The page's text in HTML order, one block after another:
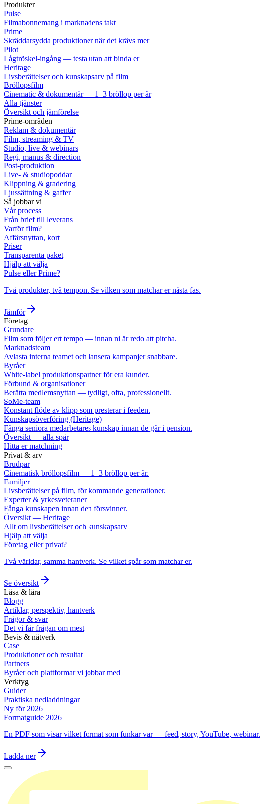
Produkter
Pulse
Filmabonnemang i marknadens takt
Prime
Skräddarsydda produktioner när det krävs mer
Pilot
Lågtröskel-ingång — testa utan att binda er
Heritage
Livsberättelser och kunskapsarv på film
Bröllopsfilm
Cinematic & dokumentär — 1–3 bröllop per år
Alla tjänster
Översikt och jämförelse
Prime-områden
Reklam & dokumentär
Film, streaming & TV
Studio, live & webinars
Regi, manus & direction
Post-produktion
Live- & studiopoddar
Klippning & gradering
Ljussättning & gaffer
Så jobbar vi
Vår process
Från brief till leverans
Varför film?
Affärsnyttan, kort
Priser
Transparenta paket
Hjälp att välja
Pulse eller Prime?
Två produkter, två tempon. Se vilken som matchar er nästa fas.
Jämför
Företag
Grundare
Film som följer ert tempo — innan ni är redo att pitcha.
Marknadsteam
Avlasta interna teamet och lansera kampanjer snabbare.
Byråer
White-label produktionspartner för era kunder.
Förbund & organisationer
Berätta medlemsnyttan — tydligt, ofta, professionellt.
SoMe-team
Konstant flöde av klipp som presterar i feeden.
Kunskapsöverföring (Heritage)
Fånga seniora medarbetares kunskap innan de går i pension.
Översikt — alla spår
Hitta er matchning
Privat & arv
Brudpar
Cinematisk bröllopsfilm — 1–3 bröllop per år.
Familjer
Livsberättelser på film, för kommande generationer.
Experter & yrkesveteraner
Fånga kunskapen innan den försvinner.
Översikt — Heritage
Allt om livsberättelser och kunskapsarv
Hjälp att välja
Företag eller privat?
Två världar, samma hantverk. Se vilket spår som matchar er.
Se översikt
Läsa & lära
Blogg
Artiklar, perspektiv, hantverk
Frågor & svar
Det vi får frågan om mest
Bevis & nätverk
Case
Produktioner och resultat
Partners
Byråer och plattformar vi jobbar med
Verktyg
Guider
Praktiska nedladdningar
Ny för 2026
Formatguide 2026
En PDF som visar vilket format som funkar var — feed, story, YouTube, webinar.
Ladda ner